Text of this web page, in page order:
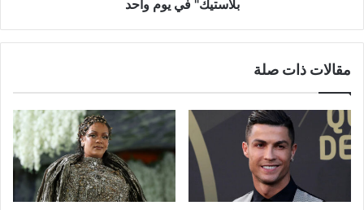
بلاستيك" في يوم واحد
مقالات ذات صلة